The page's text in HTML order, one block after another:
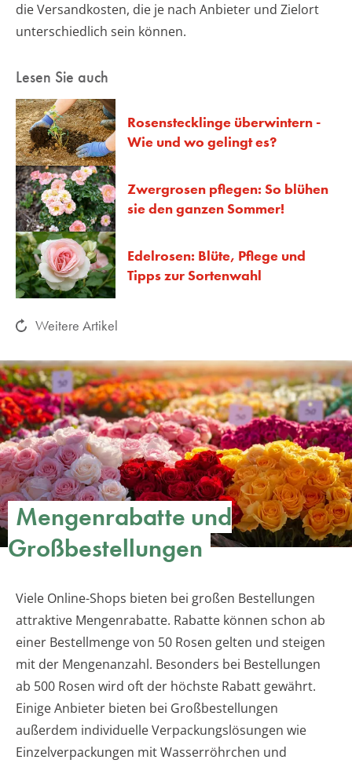
die Versandkosten, die je nach Anbieter und Zielort
unterschiedlich sein können.
Lesen Sie auch
Rosenstecklinge überwintern -
Wie und wo gelingt es?
Zwergrosen pflegen: So blühen
sie den ganzen Sommer!
Edelrosen: Blüte, Pflege und
Tipps zur Sortenwahl
Weitere Artikel
Mengenrabatte und
Großbestellungen
Viele Online-Shops bieten bei großen Bestellungen
attraktive Mengenrabatte. Rabatte können schon ab
einer Bestellmenge von 50 Rosen gelten und steigen
mit der Mengenanzahl. Besonders bei Bestellungen
ab 500 Rosen wird oft der höchste Rabatt gewährt.
Einige Anbieter bieten bei Großbestellungen
außerdem individuelle Verpackungslösungen wie
Einzelverpackungen mit Wasserröhrchen und